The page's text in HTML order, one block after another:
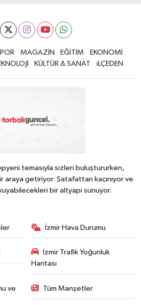
MAGAZİN EĞİTİM
EKONOMİ
KÜLTÜR & SANAT iLÇEDEN
temasıyla sizleri buluştururken,
araya getiriyor. Şatafattan kaçınıyor ve
bir altyapı sunuyor.
İzmir Hava Durumu
İzmir Trafik Yoğunluk
Haritası
ve
Tüm Manşetler